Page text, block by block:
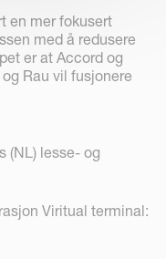
en mer fokusert
med å redusere
er at Accord og
Rau vil fusjonere
(NL) lesse- og
Viritual terminal: